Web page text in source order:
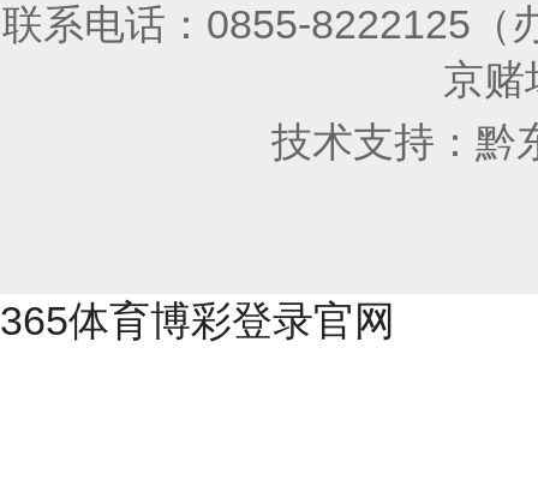
联系电话：0855-8222125（
京赌
技术支持： 黔
365体育博彩登录官网